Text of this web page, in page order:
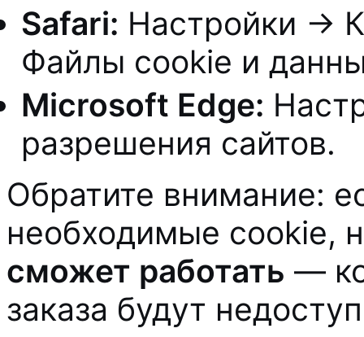
Safari: Настройки →
Файлы cookie и
Microsoft Edge:
разрешения сайтов.
Обратите внимание:
необходимые cookie,
сможет работать —
заказа будут